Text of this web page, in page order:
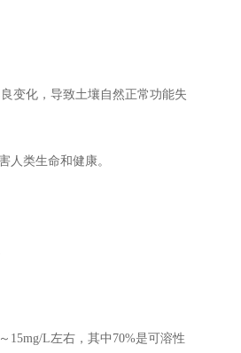
变化，导致土壤自然正常功能失
人类生命和健康。
15mg/L左右，其中70%是可溶性